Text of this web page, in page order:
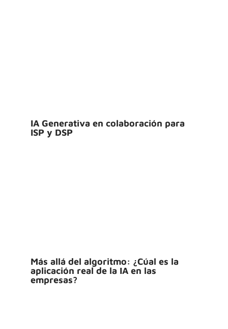
IA Generativa en colaboración para
ISP y DSP
Más allá del algoritmo: ¿Cúal es la
aplicación real de la IA en las
empresas?